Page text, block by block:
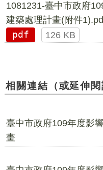
1081231-臺中市政府
建築處理計畫(附件
pdf
126 KB
相關連結（或延伸閱
臺中市政府109年度影
畫